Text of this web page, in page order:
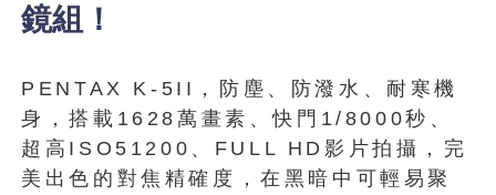
鏡組！
PENTAX K-5II，防塵、防潑水、耐寒機
身，搭載1628萬畫素、快門1/8000秒、
超高ISO51200、FULL HD影片拍攝，完
美出色的對焦精確度，在黑暗中可輕易聚